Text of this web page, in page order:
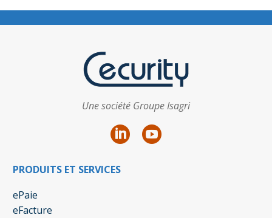
Une société Groupe Isagri
PRODUITS ET SERVICES
ePaie
eFacture